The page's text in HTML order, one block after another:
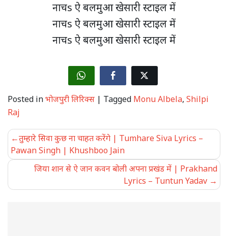
नाचs ऐ बलमुआ खेसारी स्टाइल में
नाचs ऐ बलमुआ खेसारी स्टाइल में
नाचs ऐ बलमुआ खेसारी स्टाइल में
Posted inभोजपुरी लिरिक्स | Tagged Monu Albela, Shilpi
Raj
Post
navigation
तुम्हारे सिवा कुछ ना चाहत करेंगे | Tumhare Siva Lyrics –
Pawan Singh | Khushboo Jain
जिया शान से ऐ जान कवन बोली अपना प्रखंड में | Prakhand
Lyrics – Tuntun Yadav